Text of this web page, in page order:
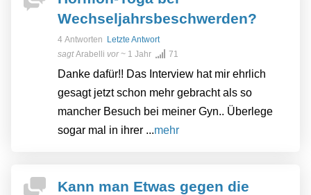
Wechseljahrsbeschwerden?
4 Antworten
Letzte Antwort
sagtArabelli vor~ 1 Jahr 71
Danke dafür!! Das Interview hat mir ehrlich
gesagt jetzt schon mehr gebracht als so
mancher Besuch bei meiner Gyn.. Überlege
sogar mal in ihrer ...mehr
Kann man Etwas gegen die